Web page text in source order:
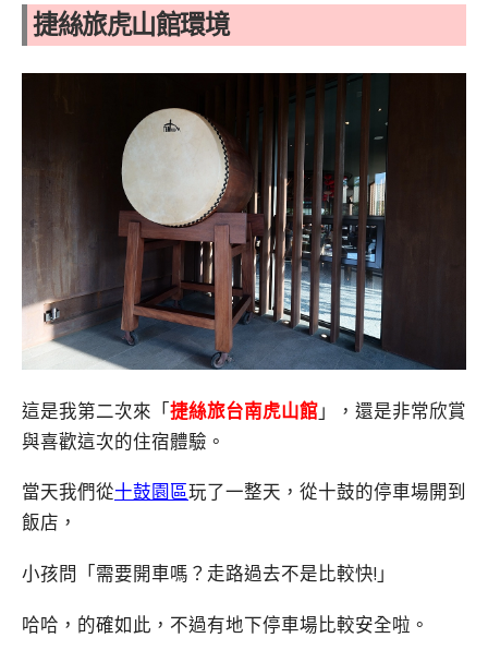
捷絲旅虎山館環境
這是我第二次來「捷絲旅台南虎山館」，還是非常欣賞
與喜歡這次的住宿體驗。
當天我們從十鼓園區玩了一整天，從十鼓的停車場開到
飯店，
小孩問「需要開車嗎？走路過去不是比較快!」
哈哈，的確如此，不過有地下停車場比較安全啦。